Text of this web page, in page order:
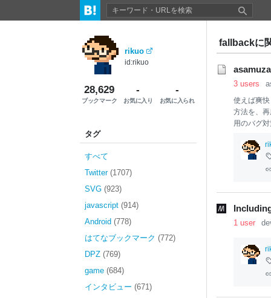
rikuo
id:rikuo
28,629
ブックマーク
-
お気に入り
-
お気に入られ
タグ
すべて
Twitter (1707)
SVG (923)
javascript (914)
Android (778)
はてなブックマーク (772)
DPZ (769)
game (684)
インタビュー (671)
fallbackに
3 users
使えば爽快
方法を、再
用のバグ
は、width
y: none; }
1 user